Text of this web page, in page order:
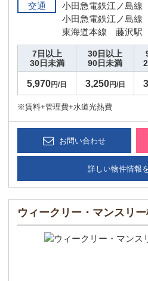
交通
小田急電鉄江ノ島
小田急電鉄江ノ島
東海道本線 藤沢駅
7日以上
30日未満
30日以上
90日未満
5,970円/日 3,250円/日
※賃料+管理費+水道光熱費
お問い合わせ
詳しい物件情報
ウィークリー・マンスリ